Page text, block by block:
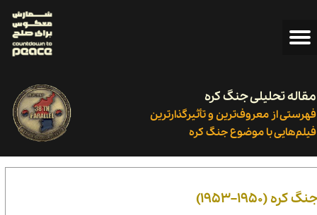
مقاله تحلیلی جنگ کره
فهرستی از معروف‌ترین و تأثیرگذارترین
فیلم‌هایی با موضوع جنگ کره ​​​​​​​
کره (1950–1953)